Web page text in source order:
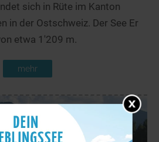
sich in Rüte im Kanton
in der Ostschweiz. Der See Er
etwa 1'209 m.
mehr